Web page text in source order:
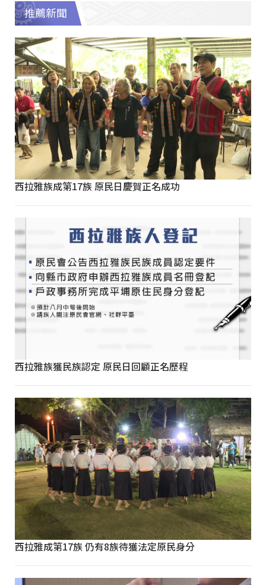
推薦新聞
西拉雅族成第17族 原民日慶賀正名成功
西拉雅族獲民族認定 原民日回顧正名歷程
西拉雅成第17族 仍有8族待獲法定原民身分